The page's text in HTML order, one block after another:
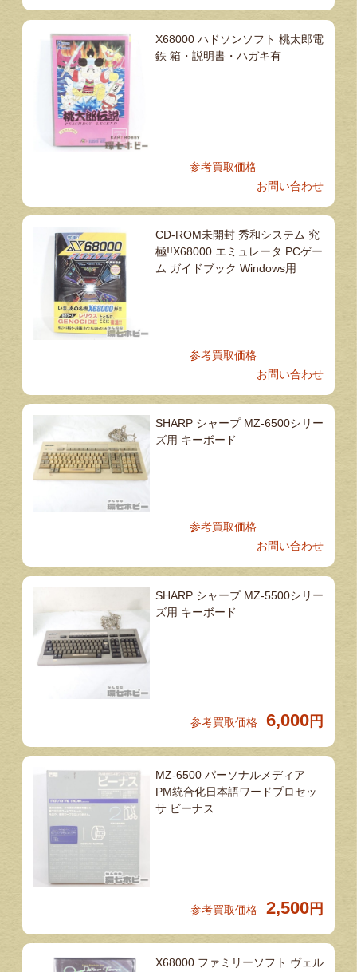
X68000 ハドソンソフト 桃太郎電
鉄 箱・説明書・ハガキ有
参考買取価格
お問い合わせ
CD-ROM未開封 秀和システム 究
極!!X68000 エミュレータ PCゲー
ム ガイドブック Windows用
参考買取価格
お問い合わせ
SHARP シャープ MZ-6500シリー
ズ用 キーボード
参考買取価格
お問い合わせ
SHARP シャープ MZ-5500シリー
ズ用 キーボード
参考買取価格 6,000 円
MZ-6500 パーソナルメディア
PM統合化日本語ワードプロセッ
サ ビーナス
参考買取価格 2,500 円
X68000 ファミリーソフト ヴェル